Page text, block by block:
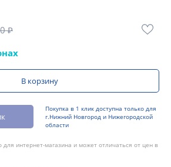
₽
В корзину
Покупка в 1 клик доступна только для
г.Нижний Новгород и Нижегородской
области
для интернет-магазина и может отличаться от цен в